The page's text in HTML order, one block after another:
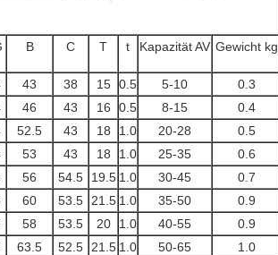
B C T t Kapazität AV Gewicht kg
43 38 15 0.5 5-10
0.3
46 43 16 0.5 8-15
0.4
52.5 43 18 1.0 20-28
0.5
53 43 18 1.0 25-35
0.6
56 54.5 19.5 1.0 30-45
0.7
60 53.5 21.5 1.0 35-50
0.9
58 53.5 20 1.0 40-55
0.9
63.5 52.5 21.5 1.0 50-65
1.0